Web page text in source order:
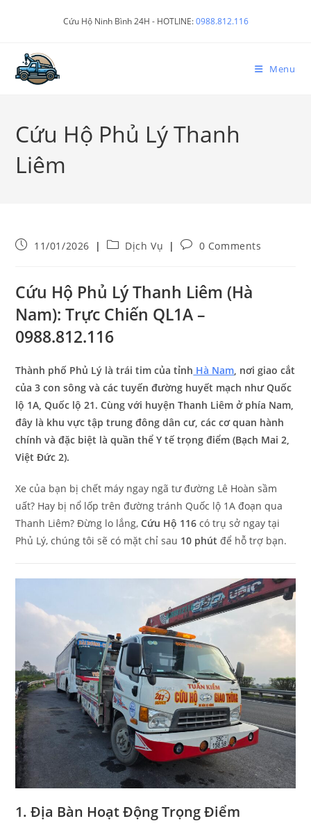
Cứu Hộ Ninh Bình 24H - HOTLINE:0988.812.116
Menu
Cứu Hộ Phủ Lý Thanh
Liêm
11/01/2026 Dịch Vụ 0 Comments
Cứu Hộ Phủ Lý Thanh Liêm (Hà
Nam): Trực Chiến QL1A –
0988.812.116
Thành phố Phủ Lý là trái tim của tỉnh Hà Nam, nơi giao cắt
của 3 con sông và các tuyến đường huyết mạch như Quốc
lộ 1A, Quốc lộ 21. Cùng với huyện Thanh Liêm ở phía Nam,
đây là khu vực tập trung đông dân cư, các cơ quan hành
chính và đặc biệt là quần thể Y tế trọng điểm (Bạch Mai 2,
Việt Đức 2).
Xe của bạn bị chết máy ngay ngã tư đường Lê Hoàn sầm
uất? Hay bị nổ lốp trên đường tránh Quốc lộ 1A đoạn qua
Thanh Liêm? Đừng lo lắng,Cứu Hộ 116 có trụ sở ngay tại
Phủ Lý, chúng tôi sẽ có mặt chỉ sau 10 phút để hỗ trợ bạn.
1. Địa Bàn Hoạt Động Trọng Điểm